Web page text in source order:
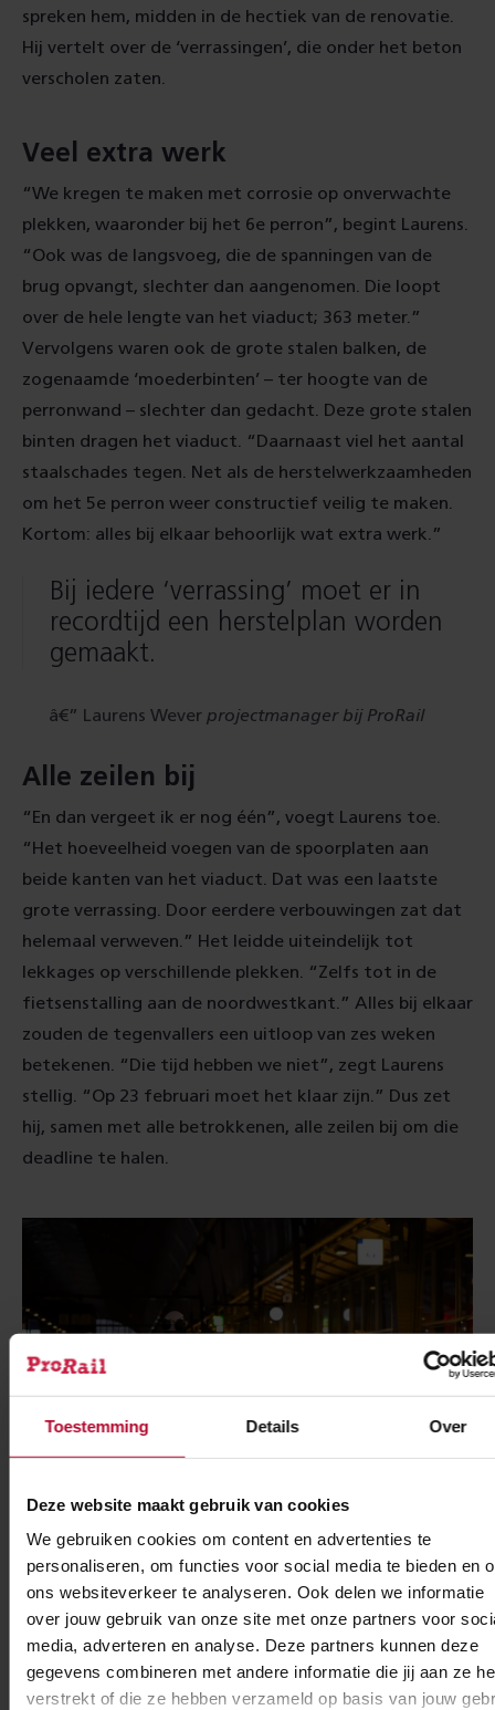
Toestemming Details Over
Deze website maakt gebruik van cookies
We gebruiken cookies om content en advertenties te
personaliseren, om functies voor social media te bieden en
ons websiteverkeer te analyseren. Ook delen we informatie
over jouw gebruik van onze site met onze partners voor
media, adverteren en analyse. Deze partners kunnen deze
gegevens combineren met andere informatie die jij aan ze
verstrekt of die ze hebben verzameld op basis van jouw
spreken hem, midden in de hectiek van de renovatie.
Hij vertelt over de ‘verrassingen’, die onder het beton
verscholen zaten.
Veel extra werk
“We kregen te maken met corrosie op onverwachte
plekken, waaronder bij het 6e perron”, begint Laurens.
“Ook was de langsvoeg, die de spanningen van de
brug opvangt, slechter dan aangenomen. Die loopt
over de hele lengte van het viaduct; 363 meter.”
Vervolgens waren ook de grote stalen balken, de
zogenaamde ‘moederbinten’ – ter hoogte van de
perronwand – slechter dan gedacht. Deze grote stalen
binten dragen het viaduct. “Daarnaast viel het aantal
staalschades tegen. Net als de herstelwerkzaamheden
om het 5e perron weer constructief veilig te maken.
Kortom: alles bij elkaar behoorlijk wat extra werk.”
Bij iedere ‘verrassing’ moet er in
recordtijd een herstelplan worden
gemaakt.
Laurens Wever projectmanager bij ProRail
Alle zeilen bij
“En dan vergeet ik er nog één”, voegt Laurens toe.
“Het hoeveelheid voegen van de spoorplaten aan
beide kanten van het viaduct. Dat was een laatste
grote verrassing. Door eerdere verbouwingen zat dat
helemaal verweven.” Het leidde uiteindelijk tot
lekkages op verschillende plekken. “Zelfs tot in de
fietsenstalling aan de noordwestkant.” Alles bij elkaar
zouden de tegenvallers een uitloop van zes weken
betekenen. “Die tijd hebben we niet”, zegt Laurens
stellig. “Op 23 februari moet het klaar zijn.” Dus zet
hij, samen met alle betrokkenen, alle zeilen bij om die
deadline te halen.
Grote complimenten
“Het is natuurlijk een heel bijzonder viaduct”, gaat hij
verder. “Daarom hebben we helaas weinig
vergelijkingsmateriaal.” Het betekent dat er bij iedere